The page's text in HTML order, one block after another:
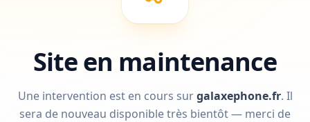
Site en maintenance
Une intervention est en cours surgalaxephone.fr. Il
sera de nouveau disponible très bientôt — merci de